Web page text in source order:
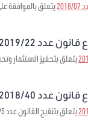
يتعلق بالموافقة على الاتفاقية المبرمة بتاريخ 13 ماي 2017
عدد 2019/22 برمته
يتعلق بتحفيز الاستثمار
عدد 2018/40 برمته
يتعلق بتنقيح القانون عدد 95 لسنة 1999 مؤرخ في 6 ديسمبر 1999 المتعلق بإحداث صندوق ضمان تمويل الصادرات لمرحلة ما قبل الشحن